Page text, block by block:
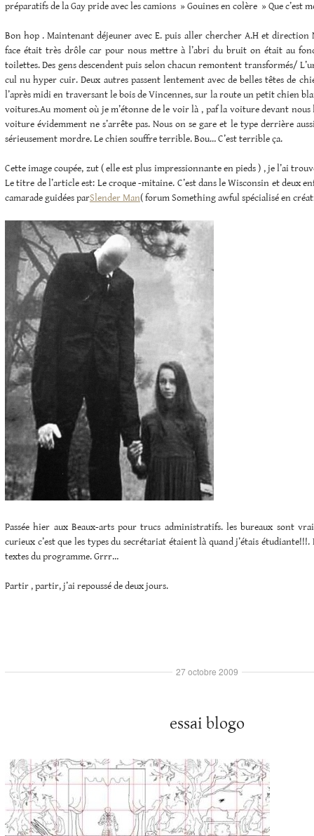
préparatifs de la Gay pride avec les camions » Gouines en colère » Que c’est
Bon hop . Maintenant déjeuner avec E. puis aller chercher A.H et direction
face était très drôle car pour nous mettre à l’abri du bruit on était au
toilettes. Des gens descendent puis selon chacun remontent transformés/
cul nu hyper cuir. Deux autres passent lentement avec de belles têtes de
l’après midi en traversant le bois de Vincennes, sur la route un petit chien
voitures.Au moment où je m’étonne de le voir là , paf la voiture devant
voiture évidemment ne s’arrête pas. Nous on se gare et le type derrière
sérieusement mordre. Le chien souffre terrible. Bou… C’est terrible ça.
Cette image coupée, zut ( elle est plus impressionnante en pieds ) , je l’ai
Le titre de l’article est: Le croque -mitaine. C’est dans le Wisconsin et deux
camarade guidées parSlender Man( forum Something awful spécialisé en
Passée hier aux Beaux-arts pour trucs administratifs. les bureaux sont
curieux c’est que les types du secrétariat étaient là quand j’étais
textes du programme. Grrr…
Partir , partir, j’ai repoussé de deux jours.
essai blogo
27 octobre 2009